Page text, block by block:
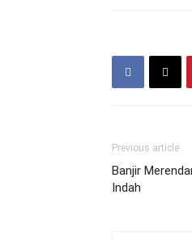
Previous article
Banjir
Indah